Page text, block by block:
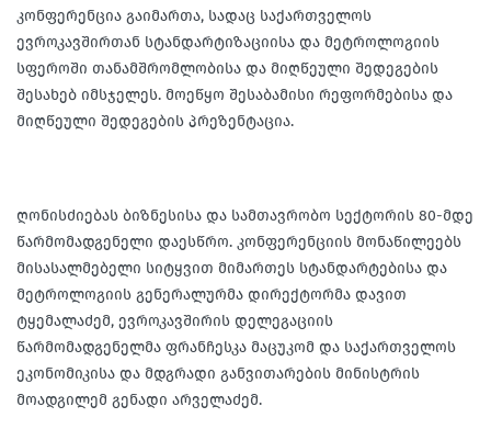
კონფერენცია გაიმართა, სადაც საქართველოს
ევროკავშირთან სტანდარტიზაციისა და მეტროლოგიის
სფეროში თანამშრომლობისა და მიღწეული შედეგების
შესახებ იმსჯელეს. მოეწყო შესაბამისი რეფორმებისა და
მიღწეული შედეგების პრეზენტაცია.
ღონისძიებას ბიზნესისა და სამთავრობო სექტორის 80-მდე
წარმომადგენელი დაესწრო. კონფერენციის მონაწილეებს
მისასალმებელი სიტყვით მიმართეს სტანდარტებისა და
მეტროლოგიის გენერალურმა დირექტორმა დავით
ტყემალაძემ, ევროკავშირის დელეგაციის
წარმომადგენელმა ფრანჩესკა მაცუკომ და საქართველოს
ეკონომიკისა და მდგრადი განვითარების მინისტრის
მოადგილემ გენადი არველაძემ.